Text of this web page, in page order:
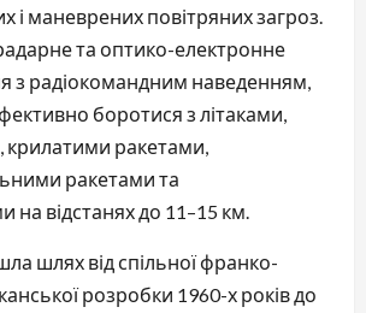
і маневрених повітряних загроз.
та оптико-електронне
з радіокомандним наведенням,
боротися з літаками,
ракетами,
ракетами та
на відстанях до 11–15 км.
шлях від спільної франко-
розробки 1960-х років до